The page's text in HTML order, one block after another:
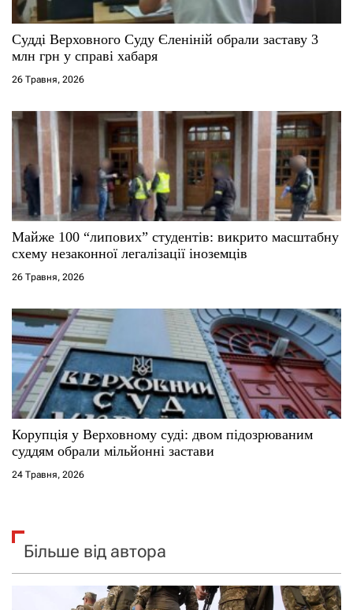
и
с
і
в
Судді Верховного Суду Єленіній обрали заставу 3
млн грн у справі хабаря
26 Травня, 2026
Майже 100 “липових” студентів: викрито масштабну
схему незаконної легалізації іноземців
26 Травня, 2026
Корупція у Верховному суді: двом підозрюваним
суддям обрали мільйонні застави
24 Травня, 2026
Більше від автора